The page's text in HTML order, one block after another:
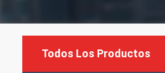
Todos Los Productos